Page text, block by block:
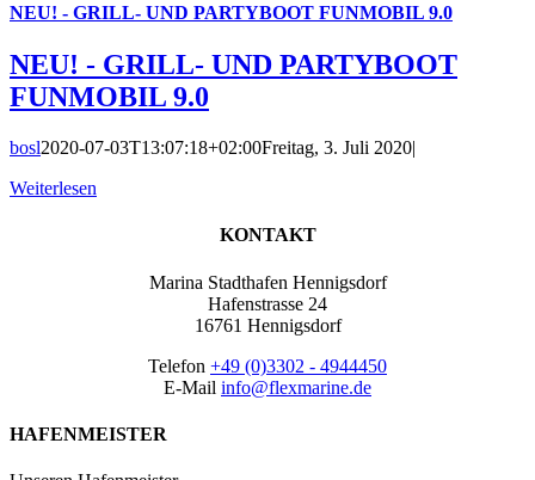
NEU! - GRILL- UND PARTYBOOT FUNMOBIL 9.0
NEU! - GRILL- UND PARTYBOOT
FUNMOBIL 9.0
bosl2020-07-03T13:07:18+02:00Freitag, 3. Juli 2020|
Weiterlesen
KONTAKT
Marina Stadthafen Hennigsdorf
Hafenstrasse 24
16761 Hennigsdorf
Telefon +49 (0)3302 - 4944450
E-Mail info@flexmarine.de
HAFENMEISTER